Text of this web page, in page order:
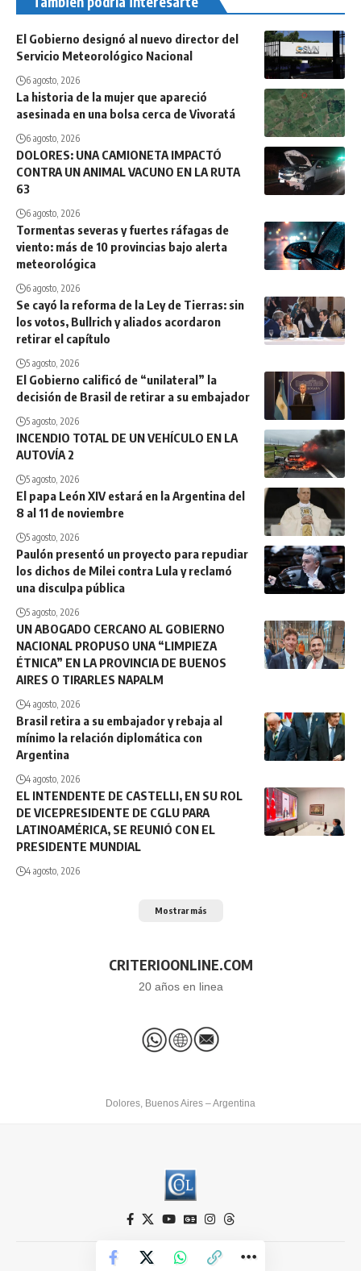
El Gobierno designó al nuevo director del
Servicio Meteorológico Nacional
6 agosto, 2026
La historia de la mujer que apareció
asesinada en una bolsa cerca de Vivoratá
6 agosto, 2026
DOLORES: UNA CAMIONETA IMPACTÓ
CONTRA UN ANIMAL VACUNO EN LA RUTA
63
6 agosto, 2026
Tormentas severas y fuertes ráfagas de
viento: más de 10 provincias bajo alerta
meteorológica
6 agosto, 2026
Se cayó la reforma de la Ley de Tierras: sin
los votos, Bullrich y aliados acordaron
retirar el capítulo
5 agosto, 2026
El Gobierno calificó de “unilateral” la
decisión de Brasil de retirar a su embajador
5 agosto, 2026
INCENDIO TOTAL DE UN VEHÍCULO EN LA
AUTOVÍA 2
5 agosto, 2026
El papa León XIV estará en la Argentina del
8 al 11 de noviembre
5 agosto, 2026
Paulón presentó un proyecto para repudiar
los dichos de Milei contra Lula y reclamó
una disculpa pública
5 agosto, 2026
UN ABOGADO CERCANO AL GOBIERNO
NACIONAL PROPUSO UNA “LIMPIEZA
ÉTNICA” EN LA PROVINCIA DE BUENOS
AIRES O TIRARLES NAPALM
4 agosto, 2026
Brasil retira a su embajador y rebaja al
mínimo la relación diplomática con
Argentina
4 agosto, 2026
EL INTENDENTE DE CASTELLI, EN SU ROL
DE VICEPRESIDENTE DE CGLU PARA
LATINOAMÉRICA, SE REUNIÓ CON EL
PRESIDENTE MUNDIAL
4 agosto, 2026
Mostrar más
CRITERIOONLINE.COM
20 años en linea
Dolores, Buenos Aires – Argentina
Criterio Online © 2026